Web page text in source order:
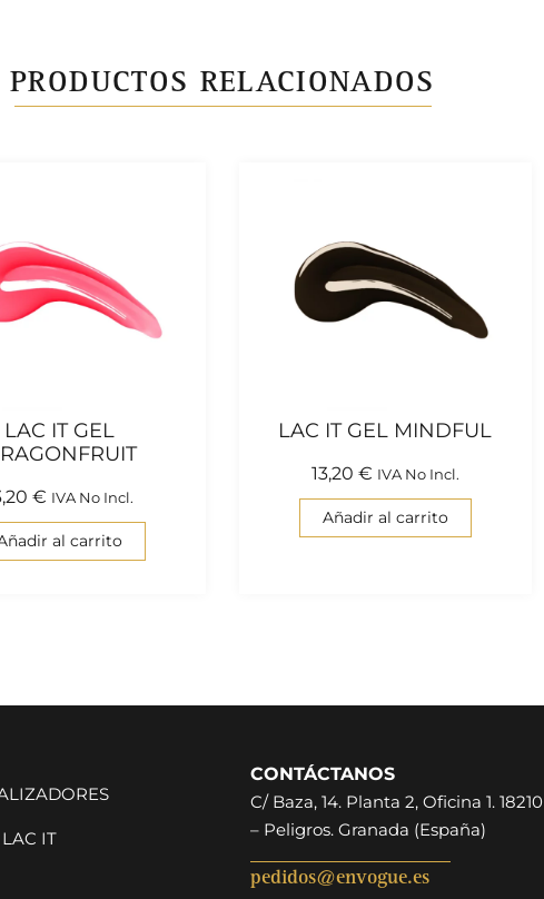
PRODUCTOS RELACIONADOS
LAC IT GEL
€ IVA No Incl.
al carrito
LAC IT GEL MINDFUL
13,20 € IVA No Incl.
Añadir al carrito
IT
CONTÁCTANOS
C/ Baza, 14. Planta 2, Oficina 1. 18210
– Peligros. Granada (España)
pedidos@envogue.es